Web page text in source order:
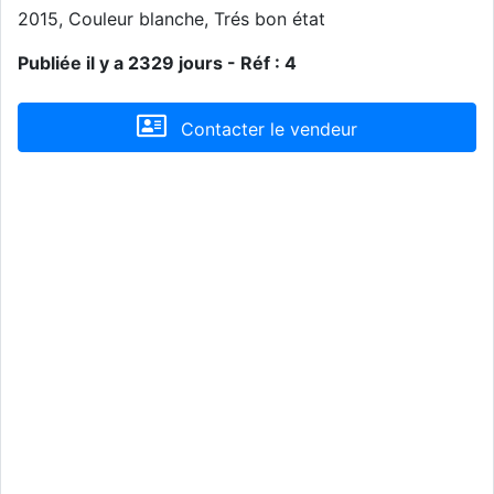
2015, Couleur blanche, Trés bon état
Publiée il y a 2329 jours - Réf : 4
Contacter le vendeur